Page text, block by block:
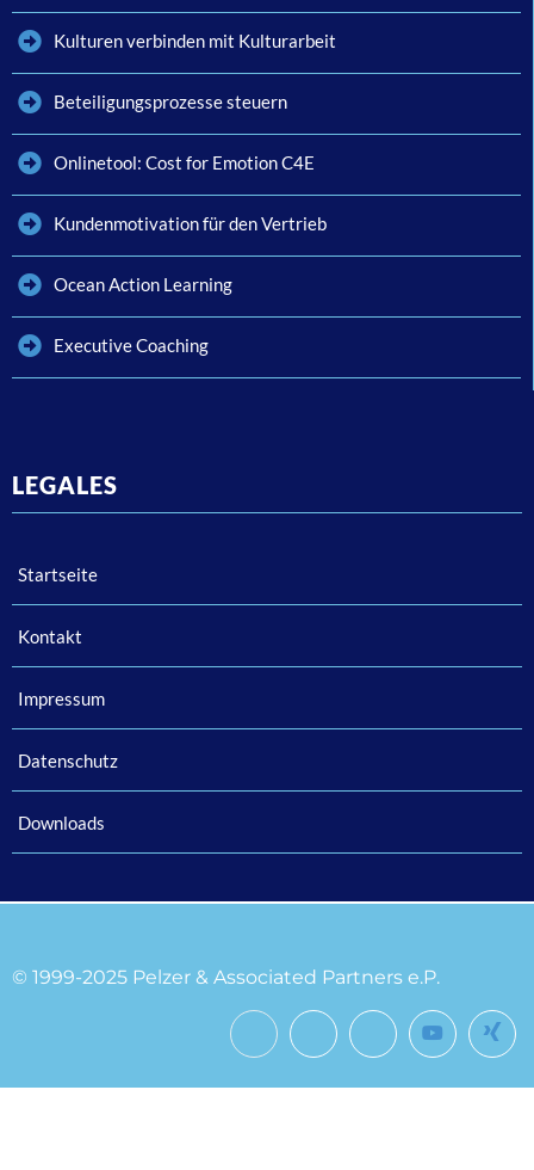
Kulturen verbinden mit Kulturarbeit
Beteiligungsprozesse steuern
Onlinetool: Cost for Emotion C4E
Kundenmotivation für den Vertrieb
Ocean Action Learning
Executive Coaching
LEGALES
Startseite
Kontakt
Impressum
Datenschutz
Downloads
© 1999-2025 Pelzer & Associated Partners e.P.